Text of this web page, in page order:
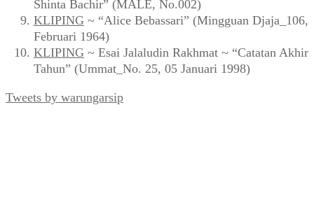
Shinta Bachir” (MALE, No.002)
KLIPING ~ “Alice Bebassari” (Mingguan Djaja_106,
Februari 1964)
KLIPING ~ Esai Jalaludin Rakhmat ~ “Catatan Akhir
Tahun” (Ummat_No. 25, 05 Januari 1998)
Tweets by warungarsip